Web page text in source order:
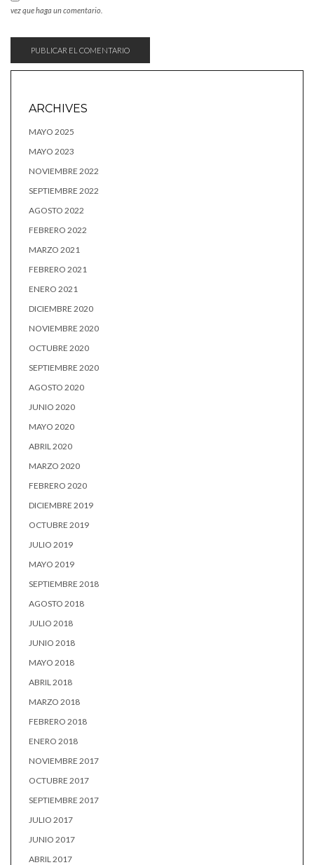
vez que haga un comentario.
ARCHIVES
MAYO 2025
MAYO 2023
NOVIEMBRE 2022
SEPTIEMBRE 2022
AGOSTO 2022
FEBRERO 2022
MARZO 2021
FEBRERO 2021
ENERO 2021
DICIEMBRE 2020
NOVIEMBRE 2020
OCTUBRE 2020
SEPTIEMBRE 2020
AGOSTO 2020
JUNIO 2020
MAYO 2020
ABRIL 2020
MARZO 2020
FEBRERO 2020
DICIEMBRE 2019
OCTUBRE 2019
JULIO 2019
MAYO 2019
SEPTIEMBRE 2018
AGOSTO 2018
JULIO 2018
JUNIO 2018
MAYO 2018
ABRIL 2018
MARZO 2018
FEBRERO 2018
ENERO 2018
NOVIEMBRE 2017
OCTUBRE 2017
SEPTIEMBRE 2017
JULIO 2017
JUNIO 2017
ABRIL 2017